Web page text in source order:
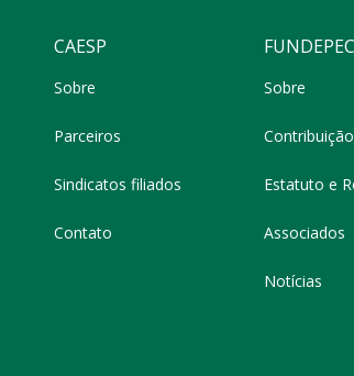
CAESP
Sobre
Parceiros
Sindicatos filiados
Contato
FUNDEPEC
Sobre
Estatuto e
Associados
Notícias